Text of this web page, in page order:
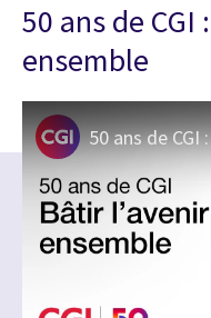
50 ans de
ensemble
50 ans de CGI